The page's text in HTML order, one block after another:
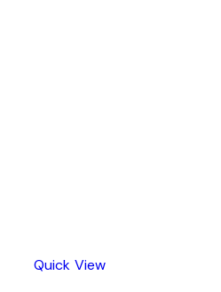
Quick View